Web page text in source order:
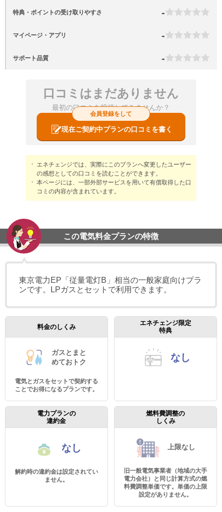
特典・ポイントの受け取りやすさ -
マイページ・アプリ -
サポート品質 -
口コミはまだありません
最初の口コミを投稿してみませんか？
会員登録をして
現在ご契約中プランの口コミを書く
エネチェンジでは、実際にこのプランへ変更したユーザー
の感想としての口コミを読むことができます。
本ページには、一部外部サービスを用いて有償取得した口
コミの内容が含まれています。
この電気料金プランの特徴
東京電力EP「従量電灯B」相当の一般家庭向けプラ
ンです。LPガスとセットで利用できます。
料金のしくみ
ガスとまと
めておトク
電気とガスをセットで契約する
ことでお得になるプランです。
エネチェンジ限定
特典
なし
電力プランの
違約金
なし
解約時の違約金は設定されてい
ません。
燃料費調整の
しくみ
上限なし
旧一般電気事業者（地域の大手
電力会社）と同じ計算方式の燃
料費調整単価です。単価の上限
設定がありません。